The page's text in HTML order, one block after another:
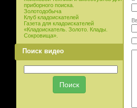
приборного поиска.
Золотодобыча
Клуб кладоискателей
Газета для кладоискателей
«Кладоискатель. Золото. Клады.
Сокровища».
Поиск видео